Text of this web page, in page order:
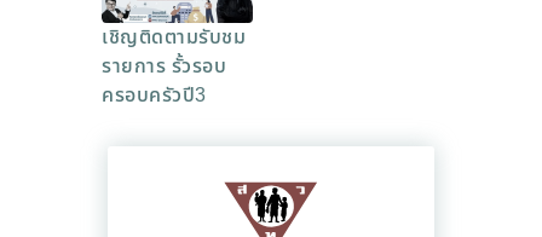
เชิญติดตามรับชม
รายการ รั้วรอบ
ครอบครัวปี3